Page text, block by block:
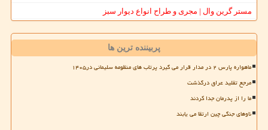
مستر گرین وال | مجری و طراح انواع دیوار سبز
پربیننده ترین ها
ماهواره پارس ۲ در مدار قرار می گیرد پرتاب های منظومه سلیمانی در۱۴۰۵
مرجع تقلید عراق درگذشت
ما را از پدرمان جدا کردند
ناوهای جنگی چین ارتقا می یابند